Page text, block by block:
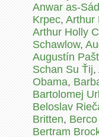
Anwar as-
Krpec,Arthur
Arthur Holly
Schawlow,
Augustín
Schan Su Ťij,
Obama,
Bartolomej
Beloslav
Britten,
Bertram